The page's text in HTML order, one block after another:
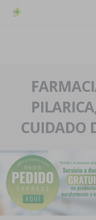
La farmacia
Nuestra historia
Nuestro equipo
Eventos
Servicios y reservas
Pedidos express
Blog
Contacto
Boletín
CUIDADO